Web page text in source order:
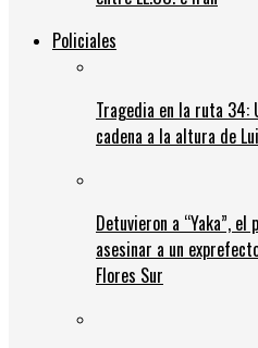
Policiales
Tragedia en la ruta 34:
cadena a la altura de
Detuvieron a “Yaka”,
asesinar a un
Flores Sur